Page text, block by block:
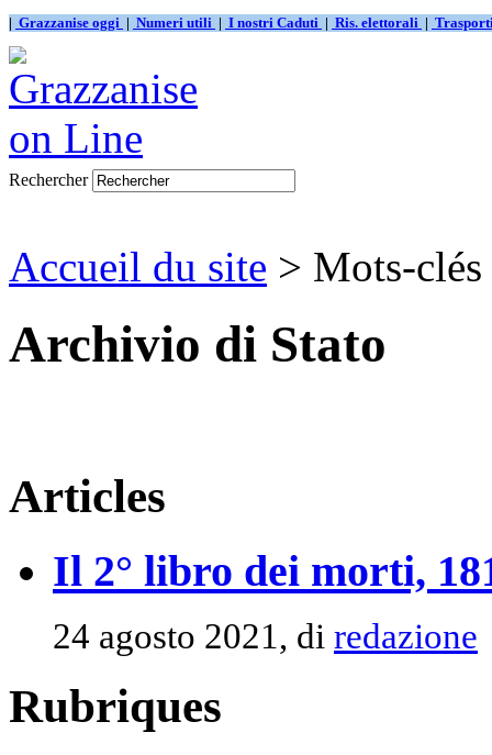
| Grazzanise oggi | Numeri utili | I nostri Caduti | Ris. elettorali |
Rechercher
Accueil du site > Mots-
Archivio di Stato
Articles
Il 2° libro dei morti,
24 agosto 2021, di redazione
Rubriques